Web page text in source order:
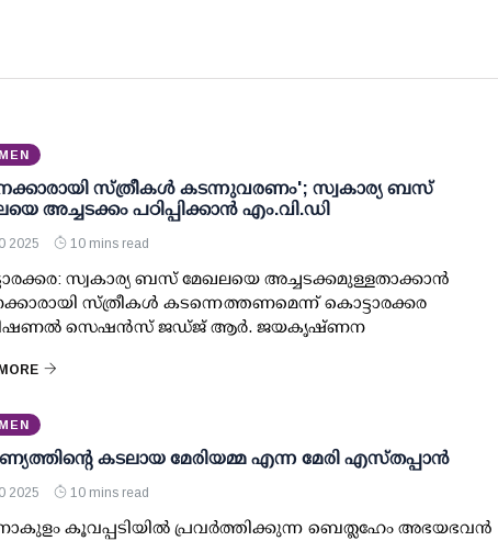
സ്ത്രീകള്‍ കടന്നുവരണം'; സ്വകാര്യ ബസ്
അച്ചടക്കം പഠിപ്പിക്കാന്‍ എം.വി.ഡി
2025 10 mins read
സ്വകാര്യ ബസ് മേഖലയെ അച്ചടക്കമുള്ളതാക്കാന്‍
സ്ത്രീകള്‍ കടന്നെത്തണമെന്ന് കൊട്ടാരക്കര
സെഷന്‍സ് ജഡ്ജ് ആര്‍. ജയകൃഷ്ണന
കടലായ മേരിയമ്മ എന്ന മേരി എസ്തപ്പാന്‍
2025 10 mins read
കൂവപ്പടിയില്‍ പ്രവര്‍ത്തിക്കുന്ന ബെത്ലഹേം അഭയഭവന്‍